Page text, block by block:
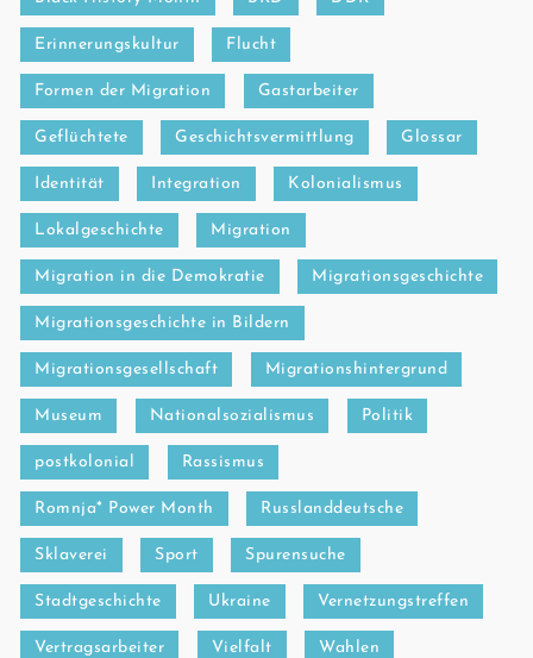
Erinnerungskultur Flucht
Formen der Migration Gastarbeiter
Geflüchtete Geschichtsvermittlung Glossar
Identität Integration Kolonialismus
Lokalgeschichte Migration
Migration in die Demokratie Migrationsgeschichte
Migrationsgeschichte in Bildern
Migrationsgesellschaft Migrationshintergrund
Museum Nationalsozialismus Politik
postkolonial Rassismus
Romnja* Power Month Russlanddeutsche
Sklaverei Sport Spurensuche
Stadtgeschichte Ukraine Vernetzungstreffen
Vertragsarbeiter Vielfalt Wahlen